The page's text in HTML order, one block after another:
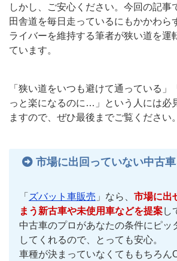
しかし、ご安心ください。今回の記事
田舎道を毎日走っているにもかかわら
ライバーを維持する筆者が狭い道を運
ています。
「狭い道をいつも避けて通っている」
っと楽になるのに…」という人には必
ますので、ぜひ最後までご覧ください。
市場に出回っていない中古
「 ズバット車販売 」なら、 市場に出
まう新古車や未使用車などを提案し
中古車のプロがあなたの条件にピッ
してくれるので、とっても安心。
車種が決まっていなくてももちろん